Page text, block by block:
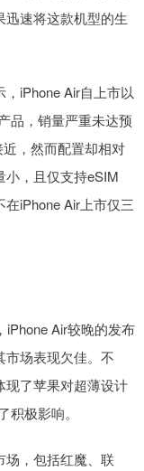
速将这款机型的生
iPhone Air自上市以
品，销量严重未达预
，然而配置却相对
，且仅支持eSIM
iPhone Air上市仅三
Air较晚的发布
市场表现欠佳。不
现了苹果对超薄设计
极影响。
，包括红魔、联